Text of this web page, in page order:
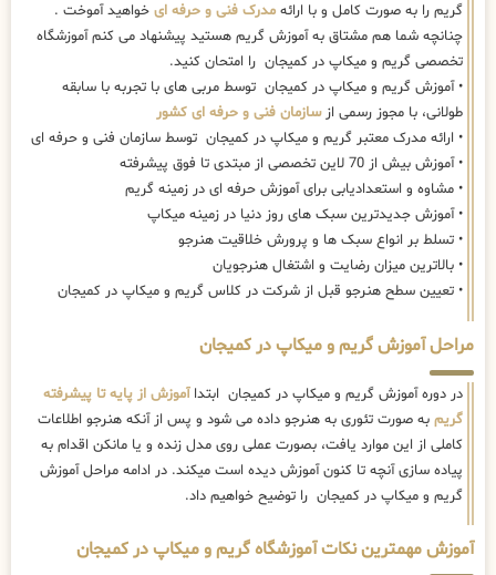
گریم را به صورت کامل و با ارائه مدرک فنی و حرفه ای خواهید آموخت .
چنانچه شما هم مشتاق به آموزش گریم هستید پیشنهاد می کنم آموزشگاه
تخصصی گریم و میکاپ در کمیجان را امتحان کنید.
• آموزش گریم و میکاپ در کمیجان توسط مربی های با تجربه با سابقه
طولانی، با مجوز رسمی ازسازمان فنی و حرفه ای کشور
• ارائه مدرک معتبر گریم و میکاپ در کمیجان توسط سازمان فنی و حرفه ای
• آموزش بیش از 70 لاین تخصصی از مبتدی تا فوق پیشرفته
• مشاوه و استعدادیابی برای آموزش حرفه ای در زمینه گریم
• آموزش جدیدترین سبک های روز دنیا در زمینه میکاپ
• تسلط بر انواع سبک ها و پرورش خلاقیت هنرجو
• بالاترین میزان رضایت و اشتغال هنرجویان
• تعیین سطح هنرجو قبل از شرکت در کلاس گریم و میکاپ در کمیجان
مراحل آموزش گریم و میکاپ در کمیجان
در دوره آموزش گریم و میکاپ در کمیجان ابتداآموزش از پایه تا پیشرفته
گریم به صورت تئوری به هنرجو داده می شود و پس از آنکه هنرجو اطلاعات
کاملی از این موارد یافت، بصورت عملی روی مدل زنده و یا مانکن اقدام به
پیاده سازی آنچه تا کنون آموزش دیده است میکند. در ادامه مراحل آموزش
گریم و میکاپ در کمیجان را توضیح خواهیم داد.
آموزش مهمترین نکات آموزشگاه گریم و میکاپ در کمیجان